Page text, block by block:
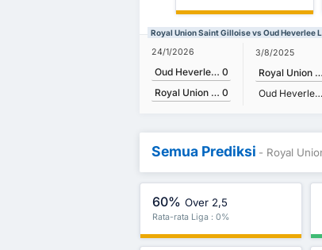
Royal Union Saint Gilloise vs Oud Heverlee
24/1/2026
Oud Heverlee Leuven 0
Royal Union Saint Gilloise 0
3/8/2025
Royal Union Saint Gilloise
Oud Heverlee Leuven
Semua Prediksi - Royal
60% Over 2,5
Rata-rata Liga : 0%